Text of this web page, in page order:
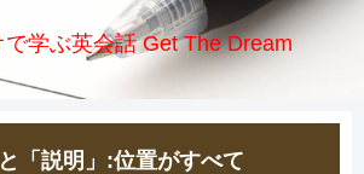
学ぶ英会話 Get The Dream
と「説明」:位置がすべて